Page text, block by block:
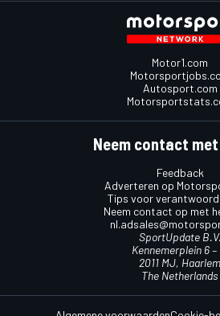
Motor1.com
Autosport.com
Neem contact
Feedback
Adverteren op
Tips voor verantwoord
Neem contact op met
SportUpdate B.V.
Kennemerplein 6 –
2011 MJ, Haarlem
The Netherlands